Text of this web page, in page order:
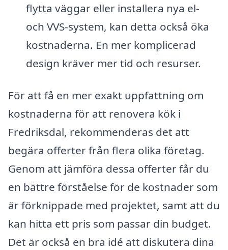
flytta väggar eller installera nya el-
och VVS-system, kan detta också öka
kostnaderna. En mer komplicerad
design kräver mer tid och resurser.
För att få en mer exakt uppfattning om
kostnaderna för att renovera kök i
Fredriksdal, rekommenderas det att
begära offerter från flera olika företag.
Genom att jämföra dessa offerter får du
en bättre förståelse för de kostnader som
är förknippade med projektet, samt att du
kan hitta ett pris som passar din budget.
Det är också en bra idé att diskutera dina